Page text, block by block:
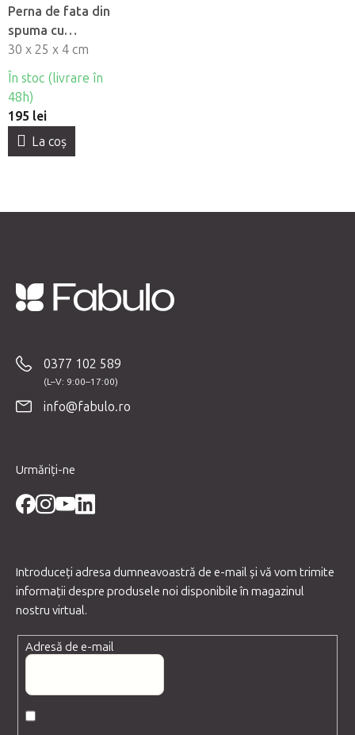
Perna de fata din
spuma cu
memorie
30 x 25 x 4 cm
În stoc (livrare în
48h)
195 lei
La coş
0377 102 589
info@fabulo.ro
Urmăriți-ne
Introduceţi adresa dumneavoastră de e-mail şi vă vom trimite
informaţii despre produsele noi disponibile în magazinul
nostru virtual.
Adresă de e-mail